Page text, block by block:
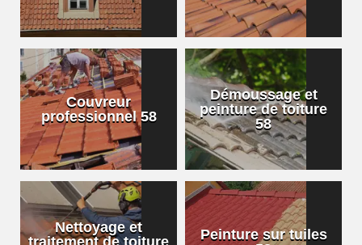
Couvreur
professionnel 58
Démoussage et
peinture de toiture
58
Nettoyage et
traitement de toiture
Peinture sur tuiles